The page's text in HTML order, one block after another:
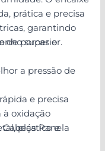
prática e precisa
garantindo
superior.
de porcas e
a pressão de
e precisa
à oxidação
plástico e
Panela